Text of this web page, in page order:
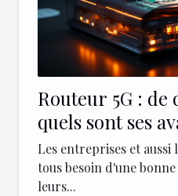
Routeur 5G :
quels sont ses
Les entreprises et
tous besoin d'une
leurs...